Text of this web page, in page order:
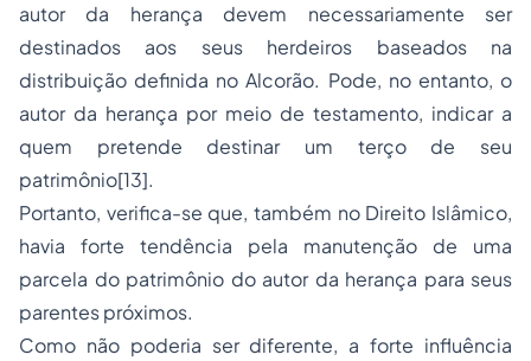
autor da herança devem necessariamente ser
destinados aos seus herdeiros baseados na
distribuição definida no Alcorão. Pode, no entanto, o
autor da herança por meio de testamento, indicar a
quem pretende destinar um terço de seu
patrimônio[13].
Portanto, verifica-se que, também no Direito Islâmico,
havia forte tendência pela manutenção de uma
parcela do patrimônio do autor da herança para seus
parentes próximos.
Como não poderia ser diferente, a forte influência